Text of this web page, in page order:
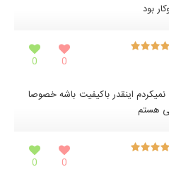
بود
0
0
اینقدر باکیفیت باشه خصوصا
هستم
0
0